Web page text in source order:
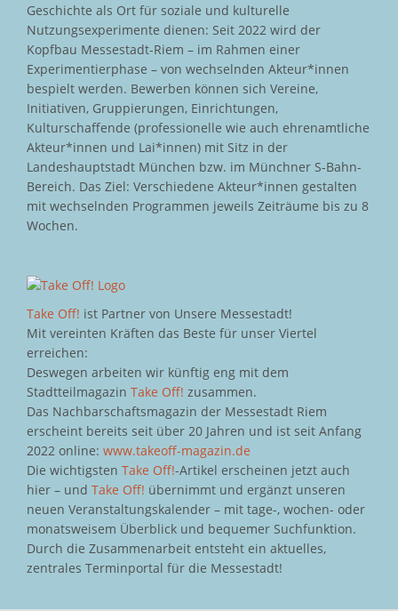
Geschichte als Ort für soziale und kulturelle
Nutzungsexperimente dienen: Seit 2022 wird der
Kopfbau Messestadt-Riem – im Rahmen einer
Experimentierphase – von wechselnden Akteur*innen
bespielt werden. Bewerben können sich Vereine,
Initiativen, Gruppierungen, Einrichtungen,
Kulturschaffende (professionelle wie auch ehrenamtliche
Akteur*innen und Lai*innen) mit Sitz in der
Landeshauptstadt München bzw. im Münchner S-Bahn-
Bereich. Das Ziel: Verschiedene Akteur*innen gestalten
mit wechselnden Programmen jeweils Zeiträume bis zu 8
Wochen.
Take Off! ist Partner von Unsere Messestadt!
Mit vereinten Kräften das Beste für unser Viertel
erreichen:
Deswegen arbeiten wir künftig eng mit dem
Stadtteilmagazin Take Off! zusammen.
Das Nachbarschaftsmagazin der Messestadt Riem
erscheint bereits seit über 20 Jahren und ist seit Anfang
2022 online: www.takeoff-magazin.de
Die wichtigsten Take Off!-Artikel erscheinen jetzt auch
hier – und Take Off! übernimmt und ergänzt unseren
neuen Veranstaltungskalender – mit tage-, wochen- oder
monatsweisem Überblick und bequemer Suchfunktion.
Durch die Zusammenarbeit entsteht ein aktuelles,
zentrales Terminportal für die Messestadt!